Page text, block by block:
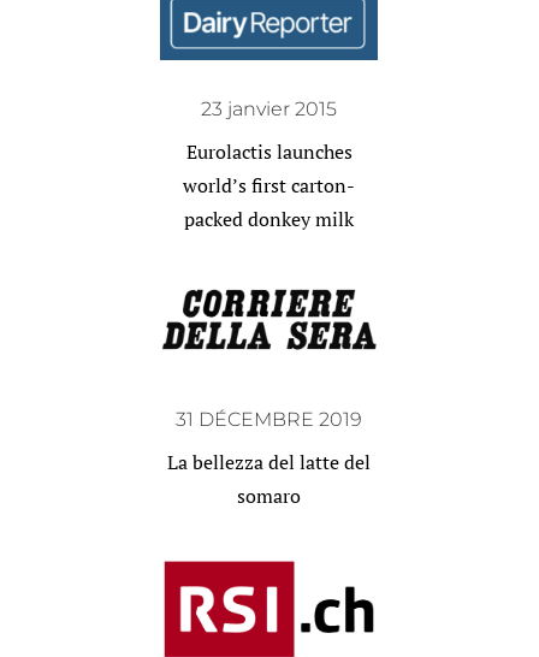
23 janvier 2015
Eurolactis launches
world’s first carton-
packed donkey milk
31 DÉCEMBRE 2019
La bellezza del latte del
somaro